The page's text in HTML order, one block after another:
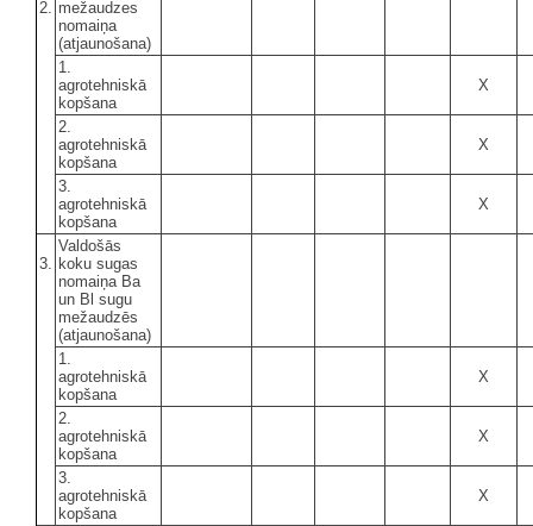
2.
mežaudzes
nomaiņa
(atjaunošana)
1.
agrotehniskā
kopšana
X
2.
agrotehniskā
kopšana
X
3.
agrotehniskā
kopšana
X
3.
Valdošās
koku sugas
nomaiņa Ba
un Bl sugu
mežaudzēs
(atjaunošana)
1.
agrotehniskā
kopšana
X
2.
agrotehniskā
kopšana
X
3.
agrotehniskā
kopšana
X